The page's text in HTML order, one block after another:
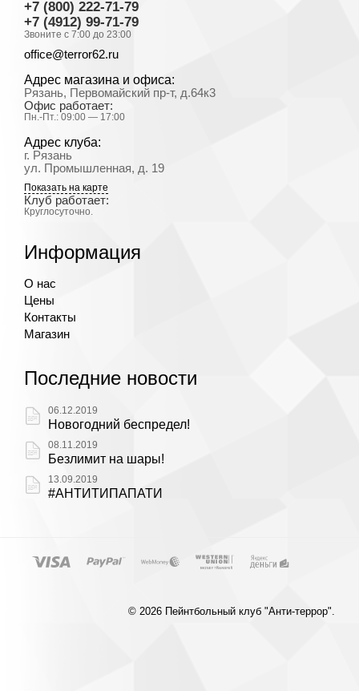
+7 (800) 222-71-79
+7 (4912) 99-71-79
Звоните с 7:00 до 23:00
office@terror62.ru
Адрес магазина и офиса:
Рязань, Первомайский пр-т, д.64к3
Офис работает:
Пн.-Пт.: 09:00 — 17:00
Адрес клуба:
г. Рязань
ул. Промышленная, д. 19
Показать на карте
Клуб работает:
Круглосуточно.
Информация
О нас
Цены
Контакты
Магазин
Последние новости
06.12.2019
Новогодний беспредел!
08.11.2019
Безлимит на шары!
13.09.2019
#АНТИТИПАПАТИ
© 2026 Пейнтбольный клуб "Анти-террор".